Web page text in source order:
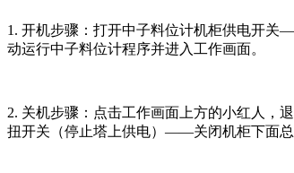
1. 开机步骤：打开中子料位计机柜供电开
动运行中子料位计程序并进入工作画面。
2. 关机步骤：点击工作画面上方的小红人
扭开关（停止塔上供电）——关闭机柜下面